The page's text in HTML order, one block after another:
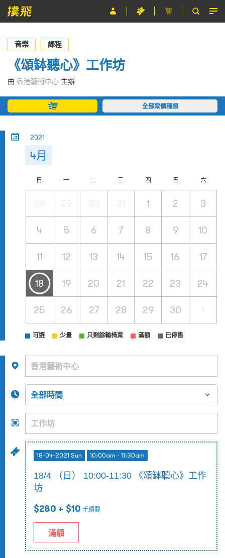
節目
主辦單位
關於撲飛
條款及細則
音樂 課程
《頌缽聽心》工作坊
由 香港藝術中心 主辦
全部票價種類
2021
4月
日 一 二 三 四 五 六
1 2 3
4 5 6 7 8 9 10
11 12 13 14 15 16 17
18 19 20 21 22 23 24
25 26 27 28 29 30
可選 少量 只剩餘輪椅票 滿額 已停售
18-04-2021 Sun 10:00am - 11:30am
18/4 （日） 10:00-11:30 《頌缽聽心》工作
坊
$280 + $10 手續費
滿額